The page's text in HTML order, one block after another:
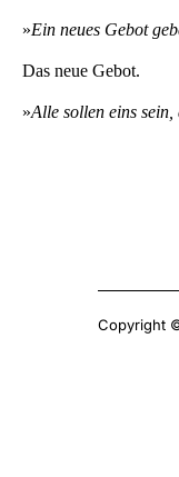
»Ein neues Gebot
Das neue Gebot.
»Alle sollen eins
Copyright